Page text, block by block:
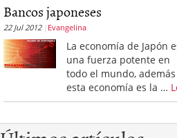
¿Cuál es el salario
El declive continuado
septiembre 26, 2023
El enigma del aceite de
extranjero? septiembre
Bancos japoneses
22 Jul 2012 Evangelina
La economía de Japón
una fuerza potente en
todo el mundo, además
esta economía es la …